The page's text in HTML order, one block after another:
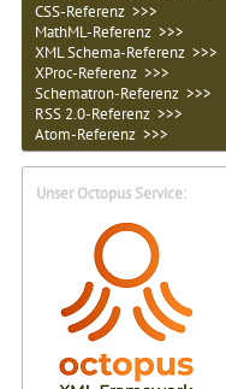
CSS-Referenz >>>
MathML-Referenz >>>
XML Schema-Referenz >>>
XProc-Referenz >>>
Schematron-Referenz >>>
RSS 2.0-Referenz >>>
Atom-Referenz >>>
Unser Octopus Service: